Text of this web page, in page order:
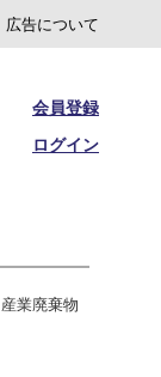
広告について
会員登録
ログイン
業廃棄物